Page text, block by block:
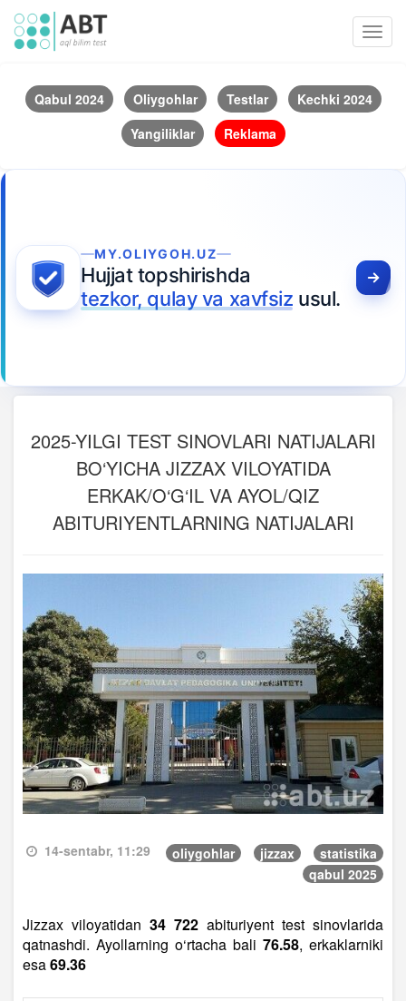
Qabul 2024 Oliygohlar Testlar
Kechki 2024
Yangiliklar
Reklama
MY.OLIYGOH.UZ
Hujjat topshirishda
tezkor, qulay va xavfsiz usul.
2025-YILGI TEST SINOVLARI NATIJALARI
BO‘YICHA JIZZAX VILOYATIDA
ERKAK/O‘G‘IL VA AYOL/QIZ
ABITURIYENTLARNING NATIJALARI
14-sentabr, 11:29 oliygohlar jizzax
statistika
qabul 2025
Jizzax viloyatidan 34 722 abituriyent test sinovlarida
qatnashdi. Ayollarning o‘rtacha bali 76.58, erkaklarniki
esa69.36